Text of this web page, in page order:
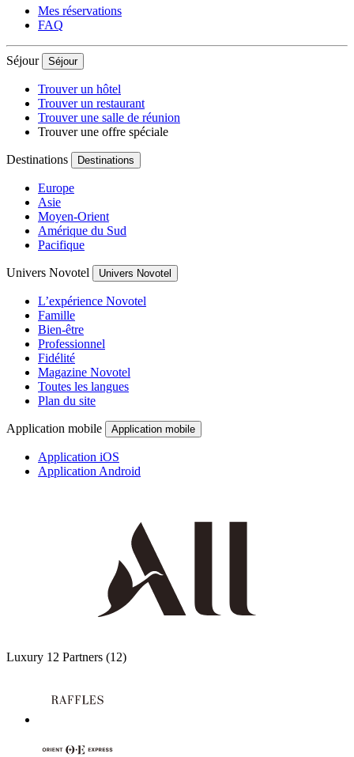
Mes réservations
FAQ
Séjour Séjour
Trouver un hôtel
Trouver un restaurant
Trouver une salle de réunion
Trouver une offre spéciale
Destinations Destinations
Europe
Asie
Moyen-Orient
Amérique du Sud
Pacifique
Univers Novotel Univers Novotel
L’expérience Novotel
Famille
Bien-être
Professionnel
Fidélité
Magazine Novotel
Toutes les langues
Plan du site
Application mobile Application mobile
Application iOS
Application Android
Luxury 12 Partners (12)